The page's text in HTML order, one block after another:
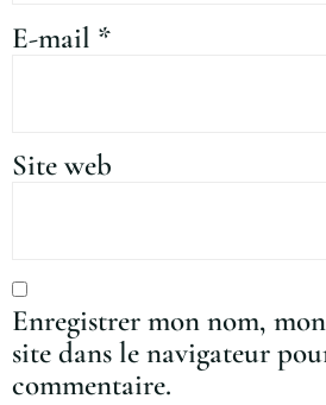
E-mail *
Site web
Enregistrer mon nom,
site dans le navigateur
commentaire.